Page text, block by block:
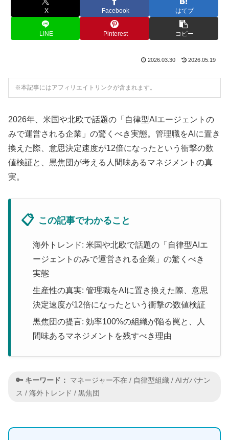
X Facebook はてブ
LINE Pinterest コピー
2026.03.30 2026.05.19
※本記事にはアフィリエイトリンクが含まれます。
2026年、米国や北欧で話題の「自律型AIエージェントの
みで運営される企業」の驚くべき実態。管理職をAIに置き
換えた際、意思決定速度が12倍になったという衝撃の数
値検証と、黒焦団が考える人間味あるマネジメントの真
実。
📋 この記事でわかること
海外トレンド: 米国や北欧で話題の「自律型AIエ
ージェントのみで運営される企業」の驚くべき
実態
生産性の真実: 管理職をAIに置き換えた際、意思
決定速度が12倍になったという衝撃の数値検証
黒焦団の提言: 効率100%の組織が陥る罠と、人
間味あるマネジメントを残すべき理由
🔑 キーワード：
マネージャー不在 / 自律型組織 / AIガバナン
ス / 海外トレンド / 黒焦団